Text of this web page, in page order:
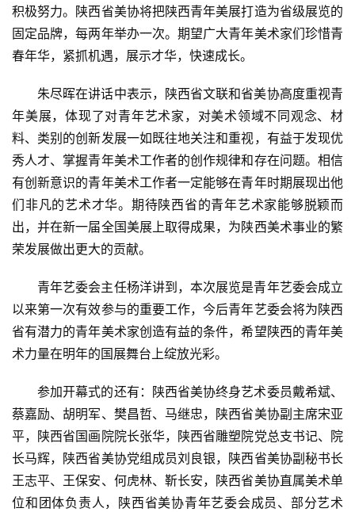
首
页
艺
坛
快
讯
法
征
稿
术
研
究
法
积极努力。陕西省美协将把陕西青年美展打造为省级展览的
固定品牌，每两年举办一次。期望广大青年美术家们珍惜青
春年华，紧抓机遇，展示才华，快速成长。
朱尽晖在讲话中表示，陕西省文联和省美协高度重视青
年美展，体现了对青年艺术家，对美术领域不同观念、材
料、类别的创新发展一如既往地关注和重视，有益于发现优
秀人才、掌握青年美术工作者的创作规律和存在问题。相信
有创新意识的青年美术工作者一定能够在青年时期展现出他
们非凡的艺术才华。期待陕西省的青年艺术家能够脱颖而
出，并在新一届全国美展上取得成果，为陕西美术事业的繁
荣发展做出更大的贡献。
青年艺委会主任杨洋讲到，本次展览是青年艺委会成立
以来第一次有效参与的重要工作，今后青年艺委会将为陕西
省有潜力的青年美术家创造有益的条件，希望陕西的青年美
术力量在明年的国展舞台上绽放光彩。
参加开幕式的还有：陕西省美协终身艺术委员戴希斌、
蔡嘉励、胡明军、樊昌哲、马继忠，陕西省美协副主席宋亚
平，陕西省国画院院长张华，陕西省雕塑院党总支书记、院
长马辉，陕西省美协党组成员刘良银，陕西省美协副秘书长
王志平、王保安、何虎林、靳长安，陕西省美协直属美术单
位和团体负责人，陕西省美协青年艺委会成员、部分艺术